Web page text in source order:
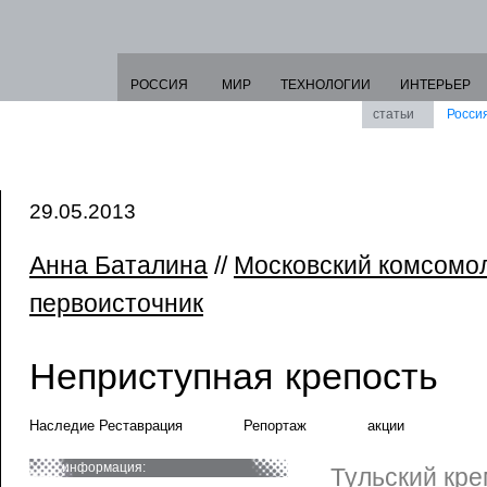
РОССИЯ МИР ТЕХНОЛОГИИ
ИНТЕРЬЕР
статьи
29.05.2013
Анна Баталина // Московский
первоисточник
Неприступная крепость
Наследие Реставрация Репортаж акции
информация: Тульский